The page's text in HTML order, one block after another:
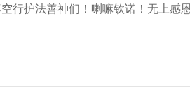
行护法善神们！喇嘛钦诺！无上感